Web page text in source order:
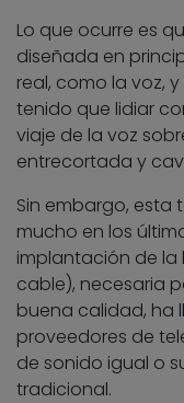
Lo que ocurre es
diseñada en
real, como la voz,
tenido que lidiar
viaje de la voz
entrecortada y
Sin embargo,
mucho en los
implantación de la
cable), necesaria
buena calidad, ha
proveedores de
de sonido igual o
tradicional.